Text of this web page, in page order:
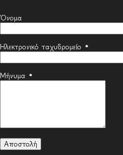
Όνομα
Ηλεκτρονικό ταχυδρομείο *
Μήνυμα *